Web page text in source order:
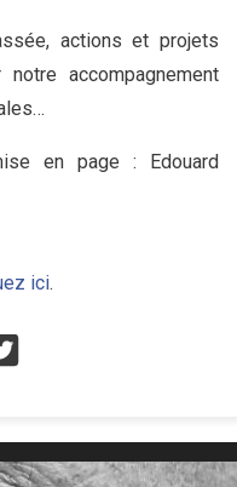
actions et projets
accompagnement
en page : Edouard
ici.